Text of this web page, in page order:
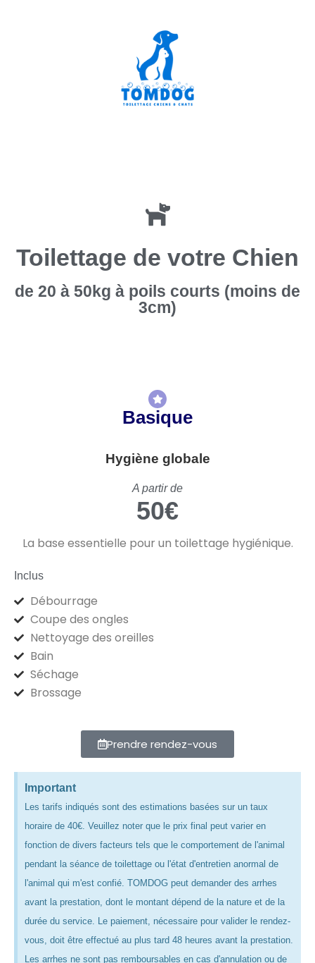
Toilettage de votre Chien
de 20 à 50kg à poils courts (moins de
3cm)
Basique
Hygiène globale
A partir de
50€
La base essentielle pour un toilettage hygiénique.
Inclus
Débourrage
Coupe des ongles
Nettoyage des oreilles
Bain
Séchage
Brossage
Prendre rendez-vous
Important
Les tarifs indiqués sont des estimations basées sur un taux
horaire de 40€. Veuillez noter que le prix final peut varier en
fonction de divers facteurs tels que le comportement de l'animal
pendant la séance de toilettage ou l'état d'entretien anormal de
l'animal qui m'est confié. TOMDOG peut demander des arrhes
avant la prestation, dont le montant dépend de la nature et de la
durée du service. Le paiement, nécessaire pour valider le rendez-
vous, doit être effectué au plus tard 48 heures avant la prestation.
Les arrhes ne sont pas remboursables en cas d'annulation ou de